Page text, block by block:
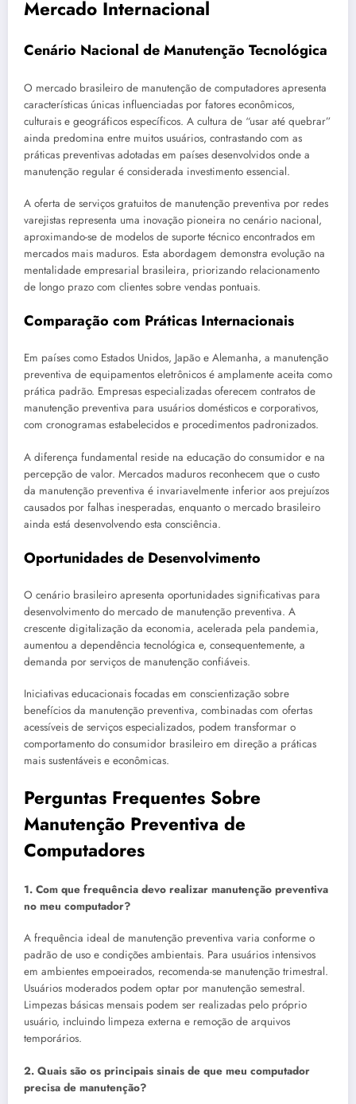
Mercado Internacional
Cenário Nacional de Manutenção Tecnológica
O mercado brasileiro de manutenção de computadores apresenta
características únicas influenciadas por fatores econômicos,
culturais e geográficos específicos. A cultura de “usar até quebrar”
ainda predomina entre muitos usuários, contrastando com as
práticas preventivas adotadas em países desenvolvidos onde a
manutenção regular é considerada investimento essencial.
A oferta de serviços gratuitos de manutenção preventiva por redes
varejistas representa uma inovação pioneira no cenário nacional,
aproximando-se de modelos de suporte técnico encontrados em
mercados mais maduros. Esta abordagem demonstra evolução na
mentalidade empresarial brasileira, priorizando relacionamento
de longo prazo com clientes sobre vendas pontuais.
Comparação com Práticas Internacionais
Em países como Estados Unidos, Japão e Alemanha, a manutenção
preventiva de equipamentos eletrônicos é amplamente aceita como
prática padrão. Empresas especializadas oferecem contratos de
manutenção preventiva para usuários domésticos e corporativos,
com cronogramas estabelecidos e procedimentos padronizados.
A diferença fundamental reside na educação do consumidor e na
percepção de valor. Mercados maduros reconhecem que o custo
da manutenção preventiva é invariavelmente inferior aos prejuízos
causados por falhas inesperadas, enquanto o mercado brasileiro
ainda está desenvolvendo esta consciência.
Oportunidades de Desenvolvimento
O cenário brasileiro apresenta oportunidades significativas para
desenvolvimento do mercado de manutenção preventiva. A
crescente digitalização da economia, acelerada pela pandemia,
aumentou a dependência tecnológica e, consequentemente, a
demanda por serviços de manutenção confiáveis.
Iniciativas educacionais focadas em conscientização sobre
benefícios da manutenção preventiva, combinadas com ofertas
acessíveis de serviços especializados, podem transformar o
comportamento do consumidor brasileiro em direção a práticas
mais sustentáveis e econômicas.
Perguntas Frequentes Sobre
Manutenção Preventiva de
Computadores
1. Com que frequência devo realizar manutenção preventiva
no meu computador?
A frequência ideal de manutenção preventiva varia conforme o
padrão de uso e condições ambientais. Para usuários intensivos
em ambientes empoeirados, recomenda-se manutenção trimestral.
Usuários moderados podem optar por manutenção semestral.
Limpezas básicas mensais podem ser realizadas pelo próprio
usuário, incluindo limpeza externa e remoção de arquivos
temporários.
2. Quais são os principais sinais de que meu computador
precisa de manutenção?